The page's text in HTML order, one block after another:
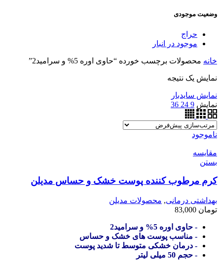
وضعیت موجودی
حراج
موجود در انبار
خانه محصولات برچسب خورده “حاوی اوره 5% و سرامید2”
نمایش یک نتیجه
نمایش سایدبار
نمایش 9
24
36
ناموجود
مقایسه
بستن
کرم مرطوب کننده پوست خشک و حساس مدیلن
بهداشتی درمانی, محصولات مدیلن
تومان
- حاوی اوره 5% و سرامید2
- مناسب پوست های خشک و حساس
- درمان خشکی متوسط تا شدید پوست
- حجم 50 میلی لیتر